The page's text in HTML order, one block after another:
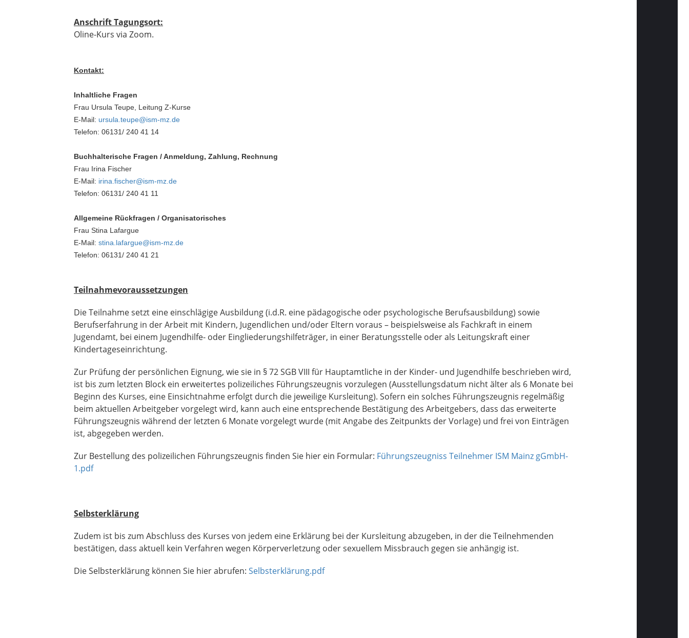
Anschrift Tagungsort:
Oline-Kurs via Zoom.
Kontakt:
Inhaltliche Fragen
Frau Ursula Teupe, Leitung Z-Kurse
E-Mail: ursula.teupe@ism-mz.de
Telefon: 06131/ 240 41 14
Buchhalterische Fragen / Anmeldung, Zahlung, Rechnung
Frau Irina Fischer
E-Mail: irina.fischer@ism-mz.de
Telefon: 06131/ 240 41 11
Allgemeine Rückfragen / Organisatorisches
Frau Stina Lafargue
E-Mail: stina.lafargue@ism-mz.de
Telefon: 06131/ 240 41 21
Teilnahmevoraussetzungen
Die Teilnahme setzt eine einschlägige Ausbildung (i.d.R. eine pädagogische oder psychologische Berufsausbildung) sowie
Berufserfahrung in der Arbeit mit Kindern, Jugendlichen und/oder Eltern voraus – beispielsweise als Fachkraft in einem
Jugendamt, bei einem Jugendhilfe- oder Eingliederungshilfeträger, in einer Beratungsstelle oder als Leitungskraft einer
Kindertageseinrichtung.
Zur Prüfung der persönlichen Eignung, wie sie in § 72 SGB VIII für Hauptamtliche in der Kinder- und Jugendhilfe beschrieben wird,
ist bis zum letzten Block ein erweitertes polizeiliches Führungszeugnis vorzulegen (Ausstellungsdatum nicht älter als 6 Monate bei
Beginn des Kurses, eine Einsichtnahme erfolgt durch die jeweilige Kursleitung). Sofern ein solches Führungszeugnis regelmäßig
beim aktuellen Arbeitgeber vorgelegt wird, kann auch eine entsprechende Bestätigung des Arbeitgebers, dass das erweiterte
Führungszeugnis während der letzten 6 Monate vorgelegt wurde (mit Angabe des Zeitpunkts der Vorlage) und frei von Einträgen
ist, abgegeben werden.
Zur Bestellung des polizeilichen Führungszeugnis finden Sie hier ein Formular: Führungszeugniss Teilnehmer ISM Mainz gGmbH-
1.pdf
Selbsterklärung
Zudem ist bis zum Abschluss des Kurses von jedem eine Erklärung bei der Kursleitung abzugeben, in der die Teilnehmenden
bestätigen, dass aktuell kein Verfahren wegen Körperverletzung oder sexuellem Missbrauch gegen sie anhängig ist.
Die Selbsterklärung können Sie hier abrufen: Selbsterklärung.pdf